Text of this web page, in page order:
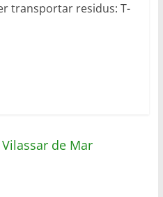
transportar residus: T-
de Mar